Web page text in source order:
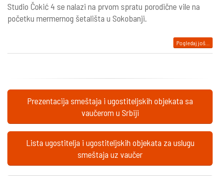
Studio Čokić 4 se nalazi na prvom spratu porodične vile na
početku mermernog šetališta u Sokobanji.
Pogledaj još...
Prezentacija smeštaja i ugostiteljskih objekata sa
vaučerom u Srbiji
Lista ugostitelja i ugostiteljskih objekata za uslugu
smeštaja uz vaučer